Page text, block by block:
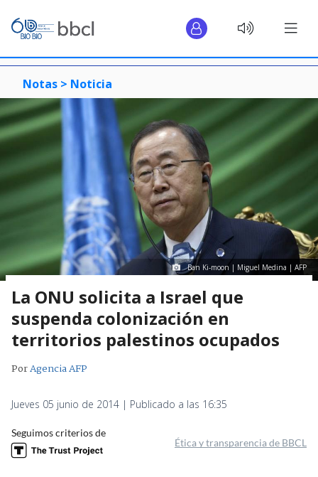
Notas > Noticia
Ban Ki-moon | Miguel Medina | AFP
La ONU solicita a Israel que
suspenda colonización en
territorios palestinos ocupados
PorAgencia AFP
Jueves 05 junio de 2014 | Publicado a las 16:35
Seguimos criterios de
Ética y transparencia de BBCL